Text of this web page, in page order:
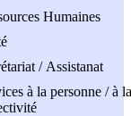
Humaines
/ Assistanat
à la personne / à la